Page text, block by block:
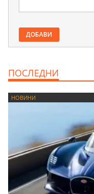
ДОБАВИ
ПОСЛЕДНИ
НОВИНИ